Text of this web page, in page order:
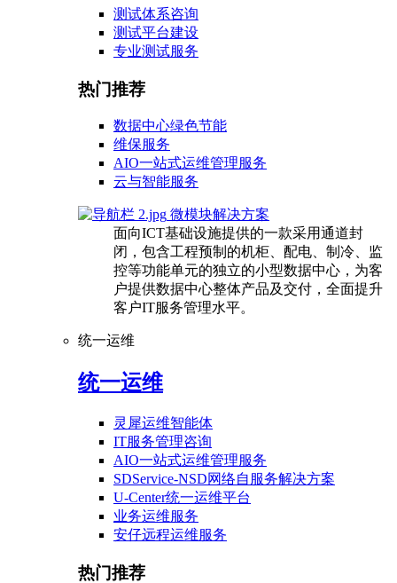
测试体系咨询
测试平台建设
专业测试服务
热门推荐
数据中心绿色节能
维保服务
AIO一站式运维管理服务
云与智能服务
微模块解决方案
面向ICT基础设施提供的一款采用通道封
闭，包含工程预制的机柜、配电、制冷、监
控等功能单元的独立的小型数据中心，为客
户提供数据中心整体产品及交付，全面提升
客户IT服务管理水平。
统一运维
统一运维
灵犀运维智能体
IT服务管理咨询
AIO一站式运维管理服务
SDService-NSD网络自服务解决方案
U-Center统一运维平台
业务运维服务
安仔远程运维服务
热门推荐